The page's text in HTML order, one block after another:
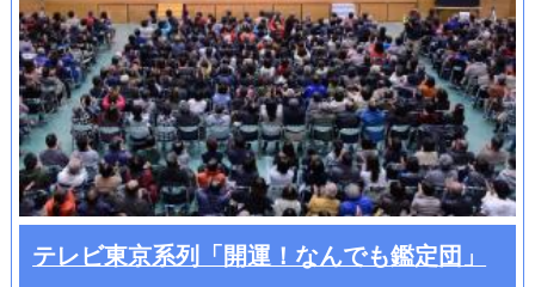
テレビ東京系列「開運！なんでも鑑定団」